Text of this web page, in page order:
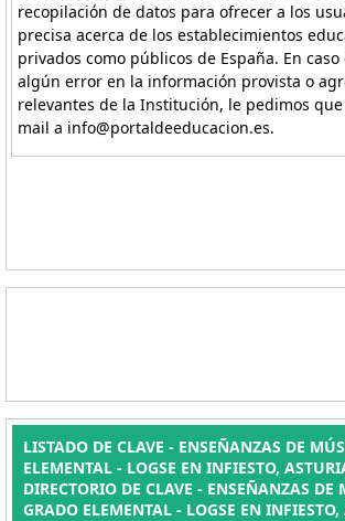
recopilación de datos para ofrecer a los
precisa acerca de los establecimientos
privados como públicos de España. En
algún error en la información provista o
relevantes de la Institución, le pedimos
mail a info@portaldeeducacion.es.
LISTADO DE CLAVE - ENSEÑANZAS DE
ELEMENTAL - LOGSE EN INFIESTO,
DIRECTORIO DE CLAVE - ENSEÑANZAS DE
GRADO ELEMENTAL - LOGSE EN INFIESTO,